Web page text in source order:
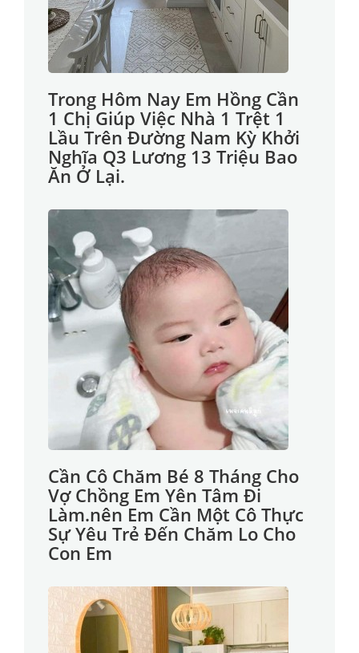
Trong Hôm Nay Em Hồng Cần
1 Chị Giúp Việc Nhà 1 Trệt 1
Lầu Trên Đường Nam Kỳ Khởi
Nghĩa Q3 Lương 13 Triệu Bao
Ăn Ở Lại.
Cần Cô Chăm Bé 8 Tháng Cho
Vợ Chồng Em Yên Tâm Đi
Làm.nên Em Cần Một Cô Thực
Sự Yêu Trẻ Đến Chăm Lo Cho
Con Em